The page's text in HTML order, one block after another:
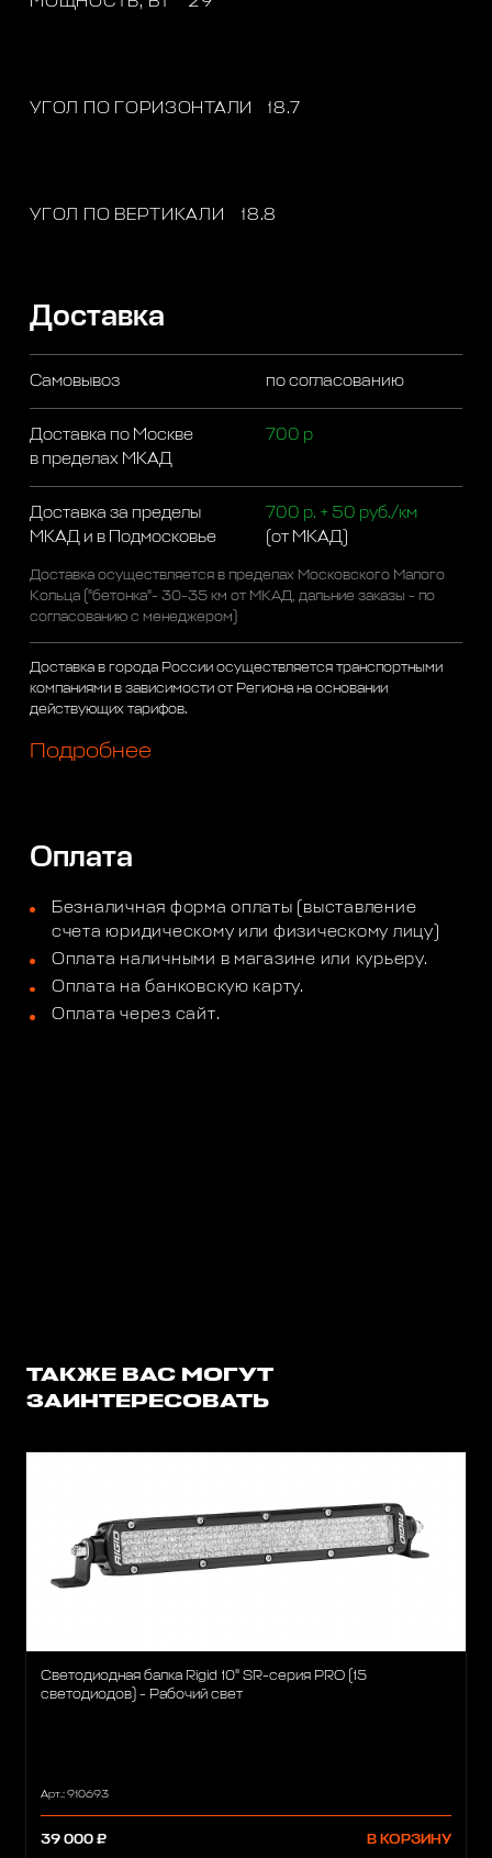
УГОЛ ПО ГОРИЗОНТАЛИ 18.7
УГОЛ ПО ВЕРТИКАЛИ 18.8
Доставка
Самовывоз по согласованию
Доставка по Москве
в пределах МКАД
700 р
Доставка за пределы
МКАД и в Подмосковье
700 р. + 50 руб./км
(от МКАД)
Доставка осуществляется в пределах Московского Малого
Кольца ("бетонка"- 30-35 км от МКАД, дальние заказы - по
согласованию с менеджером)
Доставка в города России осуществляется транспортными
компаниями в зависимости от Региона на основании
действующих тарифов.
Подробнее
Оплата
Безналичная форма оплаты (выставление
счета юридическому или физическому лицу)
Оплата наличными в магазине или курьеру.
Оплата на банковскую карту.
Оплата через сайт.
ТАКЖЕ ВАС МОГУТ
ЗАИНТЕРЕСОВАТЬ
Светодиодная балка Rigid 10" SR-серия PRO (15
светодиодов) - Рабочий свет
Арт.: 910693
39 000 ₽ В КОРЗИНУ